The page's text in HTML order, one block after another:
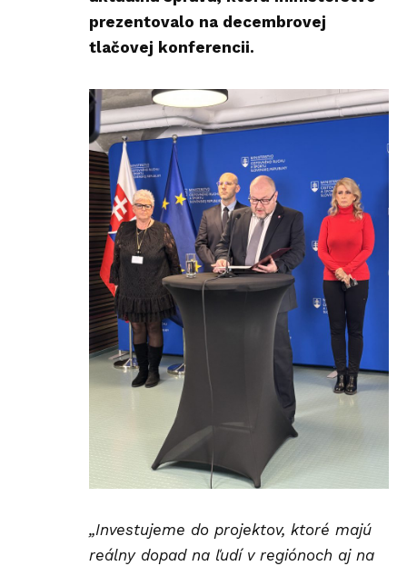
prezentovalo na decembrovej
tlačovej konferencii.
„Investujeme do projektov, ktoré majú
reálny dopad na ľudí v regiónoch aj na